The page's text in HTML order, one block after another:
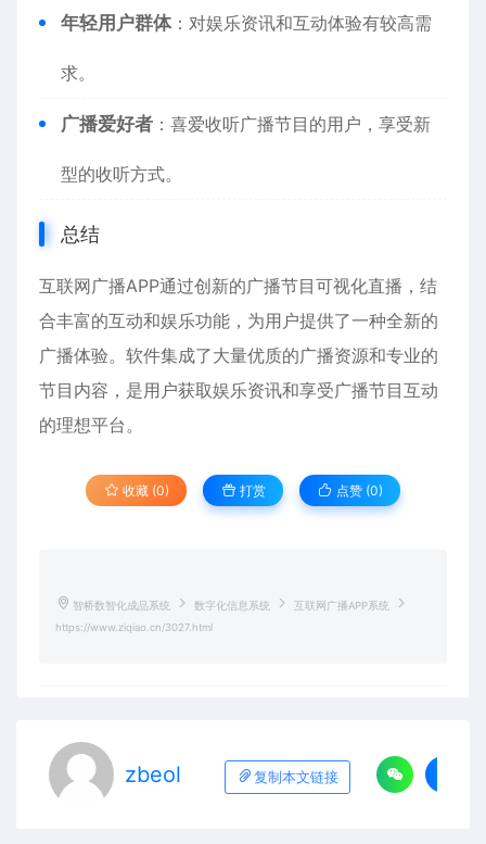
年轻用户群体：对娱乐资讯和互动体验有较高需
求。
广播爱好者 ：喜爱收听广播节目的用户，享受新
型的收听方式。
总结
互联网广播APP通过创新的广播节目可视化直播，结
合丰富的互动和娱乐功能，为用户提供了一种全新的
广播体验。软件集成了大量优质的广播资源和专业的
节目内容，是用户获取娱乐资讯和享受广播节目互动
的理想平台。
收藏 (0) 打赏 点赞 (0)
智桥数智化成品系统 数字化信息系统
互联网广播APP系统
https://www.ziqiao.cn/3027.html
zbeol 复制本文链接